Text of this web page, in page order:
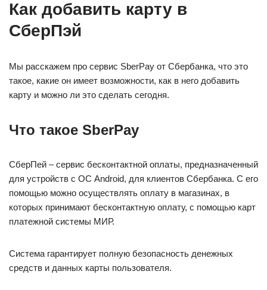
Как добавить карту в
СберПэй
Мы расскажем про сервис SberPay от Сбербанка, что это
такое, какие он имеет возможности, как в него добавить
карту и можно ли это сделать сегодня.
Что такое SberPay
СберПей – сервис бесконтактной оплаты, предназначенный
для устройств с ОС Android, для клиентов Сбербанка. С его
помощью можно осуществлять оплату в магазинах, в
которых принимают бесконтактную оплату, с помощью карт
платежной системы МИР.
Система гарантирует полную безопасность денежных
средств и данных карты пользователя.